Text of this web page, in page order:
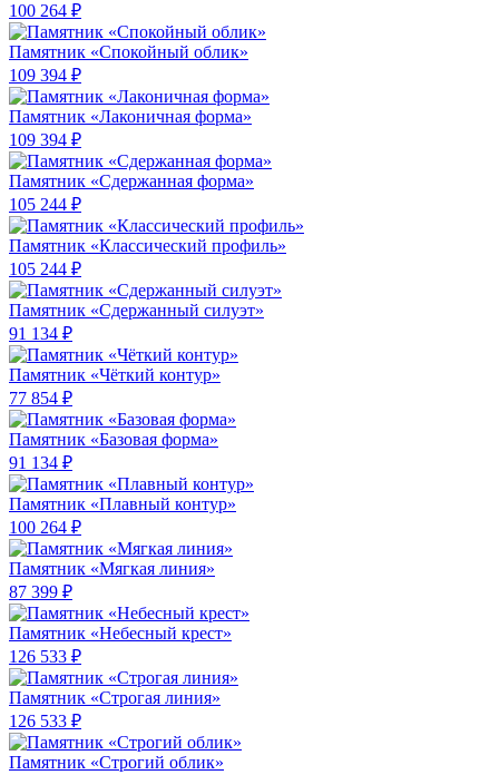
100 264 ₽
Памятник «Спокойный облик»
109 394 ₽
Памятник «Лаконичная форма»
109 394 ₽
Памятник «Сдержанная форма»
105 244 ₽
Памятник «Классический профиль»
105 244 ₽
Памятник «Сдержанный силуэт»
91 134 ₽
Памятник «Чёткий контур»
77 854 ₽
Памятник «Базовая форма»
91 134 ₽
Памятник «Плавный контур»
100 264 ₽
Памятник «Мягкая линия»
87 399 ₽
Памятник «Небесный крест»
126 533 ₽
Памятник «Строгая линия»
126 533 ₽
Памятник «Строгий облик»